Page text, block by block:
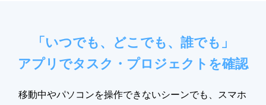
「いつでも、どこでも、誰でも」
アプリでタスク・プロジェクトを確認
移動中やパソコンを操作できないシーンでも、スマホ